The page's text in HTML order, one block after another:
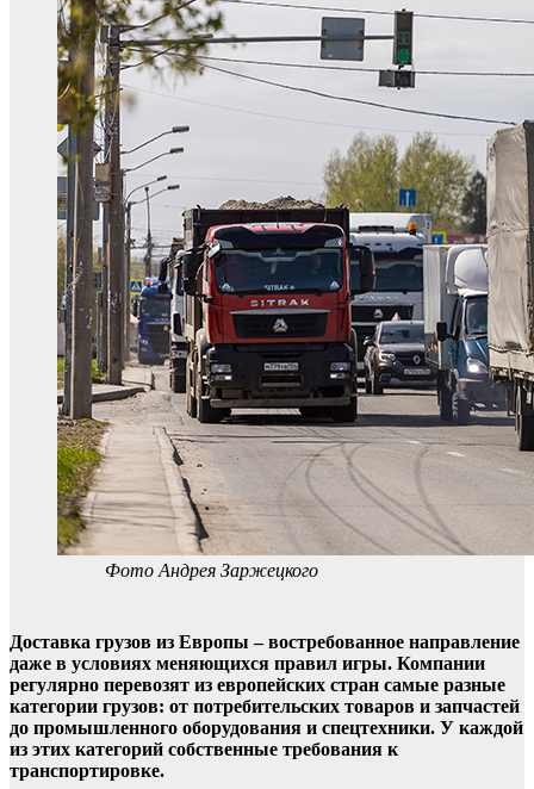
Фото Андрея Заржецкого
Доставка грузов из Европы – востребованное направление
даже в условиях меняющихся правил игры. Компании
регулярно перевозят из европейских стран самые разные
категории грузов: от потребительских товаров и запчастей
до промышленного оборудования и спецтехники. У каждой
из этих категорий собственные требования к
транспортировке.